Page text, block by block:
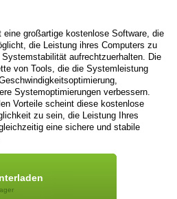
großartige kostenlose Software, die
die Leistung ihres Computers zu
aufrechtzuerhalten. Die
von Tools, die die Systemleistung
Systemoptimierungen verbessern.
Vorteile scheint diese kostenlose
zu sein, die Leistung Ihres
eine sichere und stabile